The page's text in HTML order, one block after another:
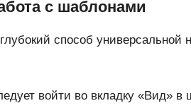
с шаблонами
способ универсальной
войти во вкладку «Вид» в